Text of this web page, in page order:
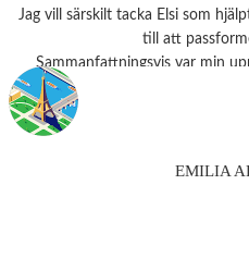
Jag vill särskilt tacka Elsi som
till att
Sammanfattningsvis var min upplevelse på
rekommenderar starkt
EMILIA